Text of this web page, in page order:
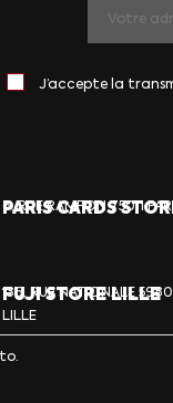
J’accepte la
PARIS CARDS
6, RUE RAMPON 75011
FUJI STORE LILLE
136, RUE NATIONALE
LILLE